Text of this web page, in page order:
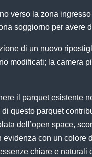
verso la zona
soggiorno per avere
di un nuovo
modificati; la camera
il parquetesistente
di questo parquet
dell’open space,
con un colore
chiare e